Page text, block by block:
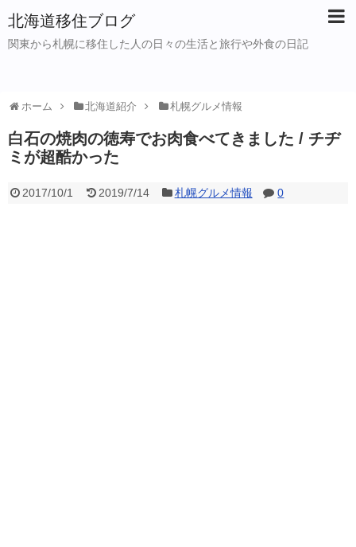
北海道移住ブログ
関東から札幌に移住した人の日々の生活と旅行や外食の日記
ホーム 北海道紹介 札幌グルメ情報
白石の焼肉の徳寿でお肉食べてきました / チヂ
ミが超酷かった
2017/10/1 2019/7/14 札幌グルメ情報 0